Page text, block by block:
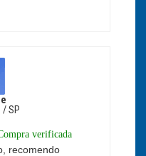
/ SP
verificada
recomendo